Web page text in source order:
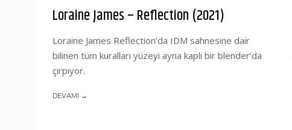
Loraine James – Reflection (2021)
Loraine James Reflection’da IDM sahnesine dair
bilinen tüm kuralları yüzeyi ayna kaplı bir blender’da
çırpıyor.
DEVAMI →